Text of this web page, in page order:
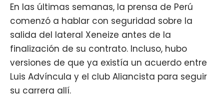
En las últimas semanas, la prensa de Perú
comenzó a hablar con seguridad sobre la
salida del lateral Xeneize antes de la
finalización de su contrato. Incluso, hubo
versiones de que ya existía un acuerdo entre
Luis Advíncula y el club Aliancista para seguir
su carrera allí.